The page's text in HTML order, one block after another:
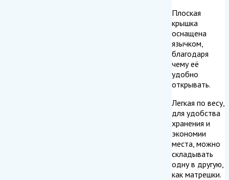
Плоская
крышка
оснащена
язычком,
благодаря
чему её
удобно
открывать.
Легкая по весу,
для удобства
хранения и
экономии
места, можно
складывать
одну в другую,
как матрешки.